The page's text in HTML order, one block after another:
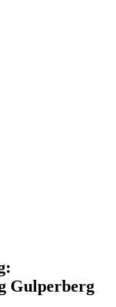
Gulperberg